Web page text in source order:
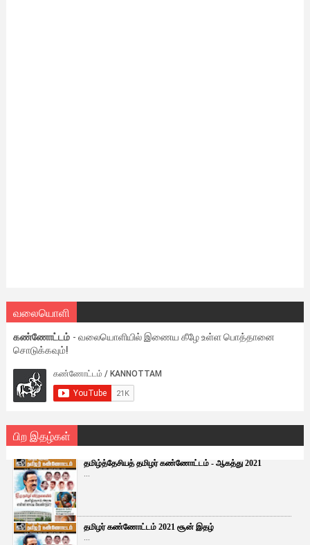
வலையொளி
கண்ணோட்டம் - வலையொளியில் இணைய கீழே உள்ள பொத்தானை
சொடுக்கவும்!
பிற இதழ்கள்
தமிழ்த்தேசியத் தமிழர் கண்ணோட்டம் - ஆகத்து 2021
...
தமிழர் கண்ணோட்டம் 2021 சூன் இதழ்
...